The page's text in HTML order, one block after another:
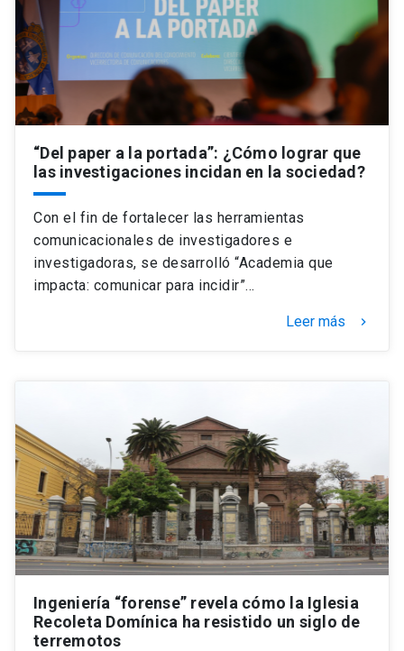
“Del paper a la portada”: ¿Cómo lograr que
las investigaciones incidan en la sociedad?
Con el fin de fortalecer las herramientas
comunicacionales de investigadores e
investigadoras, se desarrolló “Academia que
impacta: comunicar para incidir”…
Leer más keyboard_arrow_right
Ingeniería “forense” revela cómo la Iglesia
Recoleta Domínica ha resistido un siglo de
terremotos